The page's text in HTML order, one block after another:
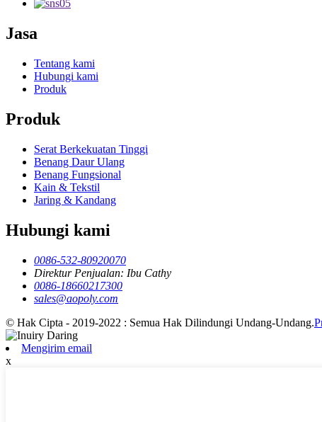
Jasa
Tentang kami
Hubungi kami
Produk
Produk
Serat Berkekuatan Tinggi
Benang Daur Ulang
Benang Fungsional
Kain & Tekstil
Jaring & Kandang
Hubungi kami
0086-532-80920070
Direktur Penjualan: Ibu Cathy
0086-18660217300
sales@aopoly.com
© Hak Cipta - 2019-2022 : Semua Hak Dilindungi Undang-Undang.
Mengirim email
x